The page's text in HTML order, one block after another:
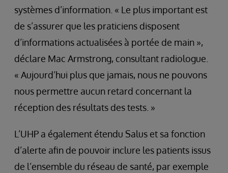
systèmes d’information. « Le plus important est
de s’assurer que les praticiens disposent
d’informations actualisées à portée de main »,
déclare Mac Armstrong, consultant radiologue.
« Aujourd’hui plus que jamais, nous ne pouvons
nous permettre aucun retard concernant la
réception des résultats des tests. »
L’UHP a également étendu Salus et sa fonction
d’alerte afin de pouvoir inclure les patients issus
de l’ensemble du réseau de santé, par exemple